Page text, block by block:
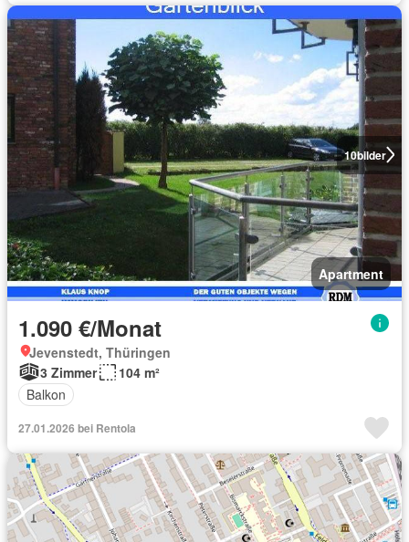
10bilder
Apartment
1.090 €/Monat
Jevenstedt, Thüringen
3 Zimmer
104 m²
Balkon
27.01.2026 bei Rentola